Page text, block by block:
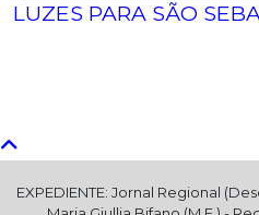
LUZES PARA SÃO
EXPEDIENTE: Jornal Regional